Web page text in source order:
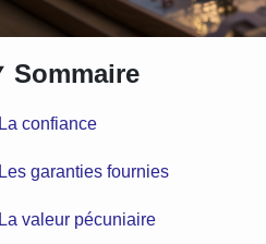
Sommaire
La confiance
Les garanties fournies
La valeur pécuniaire